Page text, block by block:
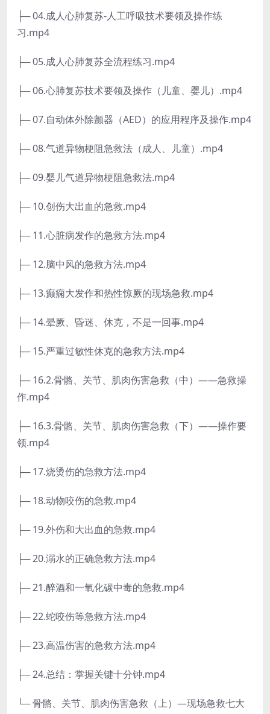
├─ 04.成人心肺复苏-人工呼吸技术要领及操作练
习.mp4
├─ 05.成人心肺复苏全流程练习.mp4
├─ 06.心肺复苏技术要领及操作（儿童、婴儿）.mp4
├─ 07.自动体外除颤器（AED）的应用程序及操作.mp4
├─ 08.气道异物梗阻急救法（成人、儿童）.mp4
├─ 09.婴儿气道异物梗阻急救法.mp4
├─ 10.创伤大出血的急救.mp4
├─ 11.心脏病发作的急救方法.mp4
├─ 12.脑中风的急救方法.mp4
├─ 13.癫痫大发作和热性惊厥的现场急救.mp4
├─ 14.晕厥、昏迷、休克，不是一回事.mp4
├─ 15.严重过敏性休克的急救方法.mp4
├─ 16.2.骨骼、关节、肌肉伤害急救（中）——急救操
作.mp4
├─ 16.3.骨骼、关节、肌肉伤害急救（下）——操作要
领.mp4
├─ 17.烧烫伤的急救方法.mp4
├─ 18.动物咬伤的急救.mp4
├─ 19.外伤和大出血的急救.mp4
├─ 20.溺水的正确急救方法.mp4
├─ 21.醉酒和一氧化碳中毒的急救.mp4
├─ 22.蛇咬伤等急救方法.mp4
├─ 23.高温伤害的急救方法.mp4
├─ 24.总结：掌握关键十分钟.mp4
└─ 骨骼、关节、肌肉伤害急救（上）—现场急救七大